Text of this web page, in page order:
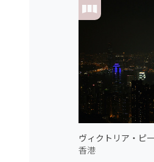
ヴィクトリア・ピ
香港